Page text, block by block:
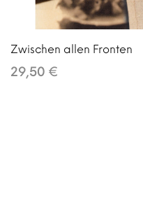
Zwischen allen Fronten
29,50 €